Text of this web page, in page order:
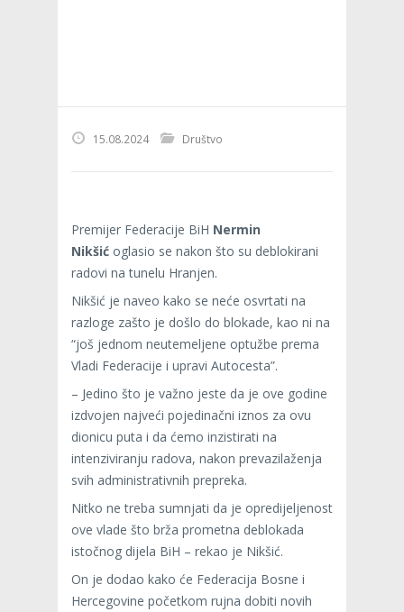
15.08.2024 Društvo
Premijer Federacije BiH Nermin
Nikšić oglasio se nakon što su deblokirani
radovi na tunelu Hranjen.
Nikšić je naveo kako se neće osvrtati na
razloge zašto je došlo do blokade, kao ni na
“još jednom neutemeljene optužbe prema
Vladi Federacije i upravi Autocesta”.
– Jedino što je važno jeste da je ove godine
izdvojen najveći pojedinačni iznos za ovu
dionicu puta i da ćemo inzistirati na
intenziviranju radova, nakon prevazilaženja
svih administrativnih prepreka.
Nitko ne treba sumnjati da je opredijeljenost
ove vlade što brža prometna deblokada
istočnog dijela BiH – rekao je Nikšić.
On je dodao kako će Federacija Bosne i
Hercegovine početkom rujna dobiti novih